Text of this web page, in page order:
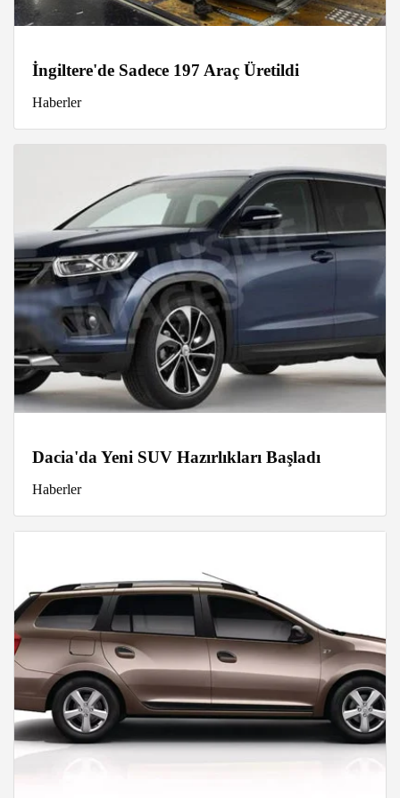
İngiltere'de Sadece 197 Araç Üretildi
Haberler
Dacia'da Yeni SUV Hazırlıkları Başladı
Haberler